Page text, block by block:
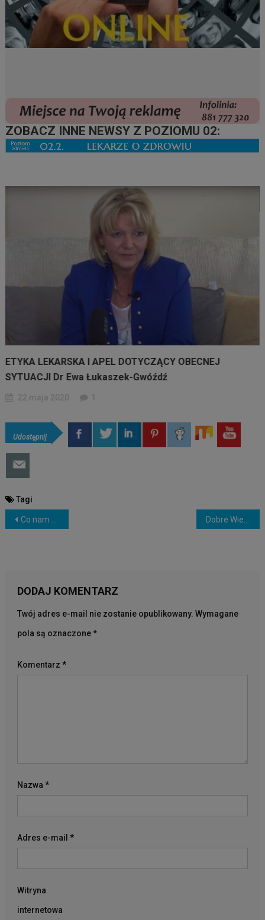
ZOBACZ INNE NEWSY Z POZIOMU 02:
ETYKA LEKARSKA I APEL DOTYCZĄCY OBECNEJ
SYTUACJI Dr Ewa Łukaszek-Gwóźdź
22 maja 2020
Udostępnij
Tagi
NAWIGACJA
WPISU
Co nam się nie podoba w Kościele Katolickim?
DODAJ KOMENTARZ
Twój adres e-mail nie zostanie opublikowany. Wymagane
pola są oznaczone*
Komentarz *
Nazwa *
Adres e-mail *
Witryna
internetowa